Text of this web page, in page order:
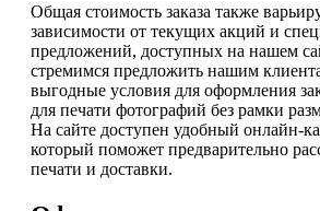
Общая стоимость заказа также
зависимости от текущих акций и
предложений, доступных на нашем
стремимся предложить нашим
выгодные условия для оформления
для печати фотографий без рамки
На сайте доступен удобный онлайн-
который поможет предварительно
печати и доставки.